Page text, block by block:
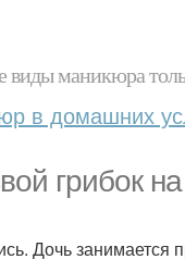
виды маникюра
в домашних
грибок на
Дочь